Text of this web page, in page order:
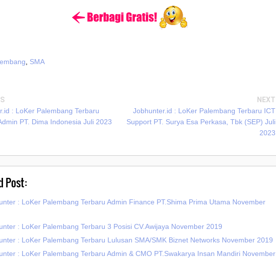
SMA
: LoKer Palembang Terbaru
PT. Dima Indonesia Juli 2023
NEXT
Jobhunter.id : LoKer Palembang Terbaru ICT
Support PT. Surya Esa Perkasa, Tbk (SEP) Juli
2023
Post:
: LoKer Palembang Terbaru Admin Finance PT.Shima Prima Utama November
: LoKer Palembang Terbaru 3 Posisi CV.Awijaya November 2019
: LoKer Palembang Terbaru Lulusan SMA/SMK Biznet Networks November 2019
: LoKer Palembang Terbaru Admin & CMO PT.Swakarya Insan Mandiri November